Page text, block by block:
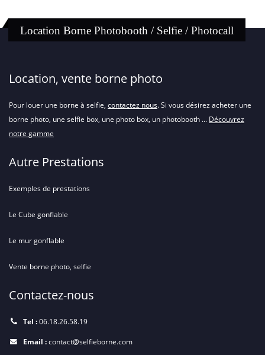
Location Borne Photobooth / Selfie / Photocall
Location, vente borne photo
Pour louer une borne à selfie, contactez nous. Si vous désirez acheter une
borne photo, une selfie box, une photo box, un photobooth ... Découvrez
notre gamme
Autre Prestations
Exemples de prestations
Le Cube gonflable
Le mur gonflable
Vente borne photo, selfie
Contactez-nous
Tel :06.18.26.58.19
Email :contact@selfieborne.com